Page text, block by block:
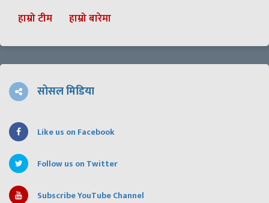
हाम्रो टीम हाम्रो बारेमा
सोसल मिडिया
Like us on Facebook
Follow us on Twitter
Subscribe YouTube Channel